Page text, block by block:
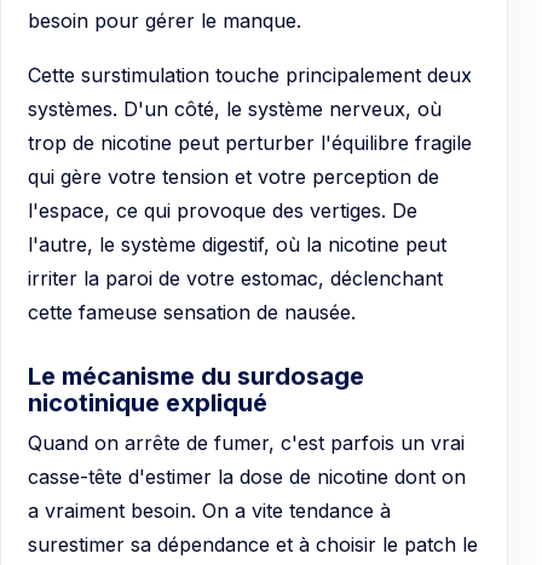
besoin pour gérer le manque.
Cette surstimulation touche principalement deux
systèmes. D'un côté, le système nerveux, où
trop de nicotine peut perturber l'équilibre fragile
qui gère votre tension et votre perception de
l'espace, ce qui provoque des vertiges. De
l'autre, le système digestif, où la nicotine peut
irriter la paroi de votre estomac, déclenchant
cette fameuse sensation de nausée.
Le mécanisme du surdosage
nicotinique expliqué
Quand on arrête de fumer, c'est parfois un vrai
casse-tête d'estimer la dose de nicotine dont on
a vraiment besoin. On a vite tendance à
surestimer sa dépendance et à choisir le patch le